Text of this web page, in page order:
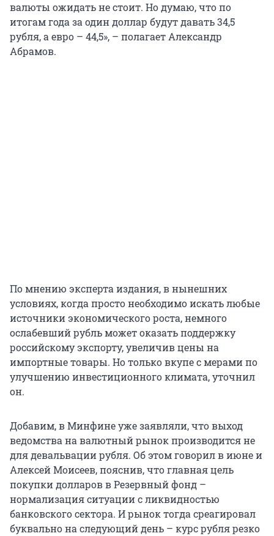
валюты ожидать не стоит. Но думаю, что по
итогам года за один доллар будут давать 34,5
рубля, а евро – 44,5», – полагает Александр
Абрамов.
По мнению эксперта издания, в нынешних
условиях, когда просто необходимо искать любые
источники экономического роста, немного
ослабевший рубль может оказать поддержку
российскому экспорту, увеличив цены на
импортные товары. Но только вкупе с мерами по
улучшению инвестиционного климата, уточнил
он.
Добавим, в Минфине уже заявляли, что выход
ведомства на валютный рынок производится не
для девальвации рубля. Об этом говорил в июне и
Алексей Моисеев, пояснив, что главная цель
покупки долларов в Резервный фонд –
нормализация ситуации с ликвидностью
банковского сектора. И рынок тогда среагировал
буквально на следующий день – курс рубля резко